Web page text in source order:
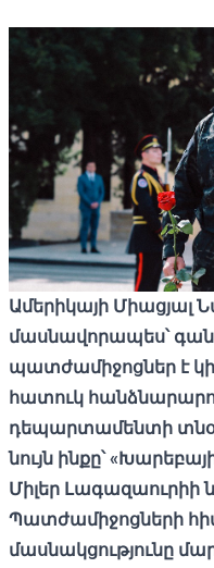
Ամերիկայի Միացյալ
մասնավորապես՝
պատժամիջոցներ է
հատուկ
դեպարտամենտի
նույն ինքը՝
Միլեր Լագազաուրիի
Պատժամիջոցների
մասնակցությունը